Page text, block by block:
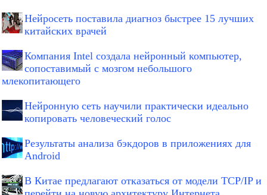
Нейросеть поставила диагноз быстрее 15 лучших
китайских врачей
Компания Intel создала нейронный компьютер,
сопоставимый с мозгом небольшого
млекопитающего
Нейронную сеть научили практически идеально
копировать человеческий голос
Результаты анализа бэкдоров в приложениях для
Android
В Китае предлагают отказаться от модели TCP/IP и